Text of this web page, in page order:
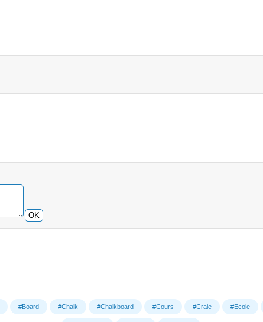
OK
#Board #Chalk #Chalkboard #Cours #Craie #Ecole